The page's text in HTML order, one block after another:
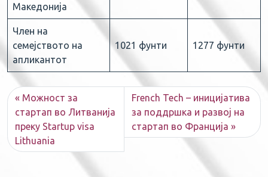
Македонија
Член на
семејството на
апликантот
1021 фунти 1277 фунти
Можност за
стартап во Литванија
преку Startup visa
Lithuania
French Tech – иницијатива
за поддршка и развој на
стартап во Франција